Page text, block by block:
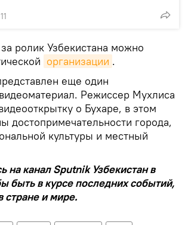
ролик Узбекистана можно
организации .
еще один
Режиссер Мухлиса
о Бухаре, в этом
достопримечательности города,
культуры и местный
на канал Sputnik Узбекистан в
быть в курсе последних событий,
стране и мире.